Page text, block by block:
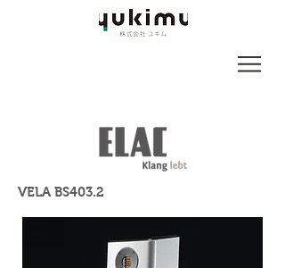
VELA BS403.2